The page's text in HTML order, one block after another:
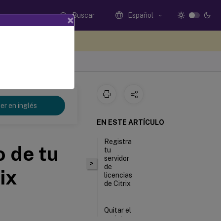
Buscar Español
en inglés
de tu
>
EN ESTE ARTÍCULO
Registra
tu
servidor
de
licencias
de Citrix
Quitar el
registro
×